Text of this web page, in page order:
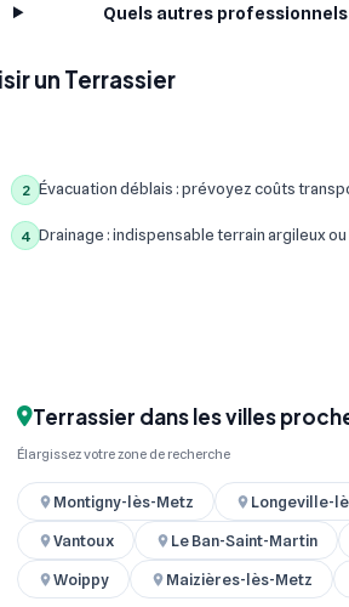
Quels autres
un Terrassier
2 Évacuation déblais : prévoyez coûts
4 Drainage : indispensable terrain argileux
Terrassier dans les villes
Élargissez votre zone de recherche
Montigny-lès-Metz Longeville-
Vantoux
Le Ban-Saint-Martin
Woippy
Maizières-lès-Metz